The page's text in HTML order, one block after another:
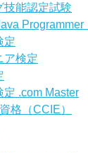
技能認定試験
Programmer
定
ア検定
定 .com Master
格（CCIE）